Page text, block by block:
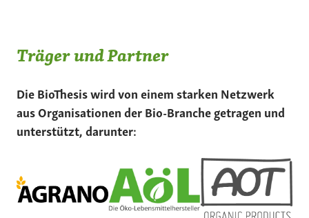
Träger und Partner
Die BioThesis wird von einem starken Netzwerk
aus Organisationen der Bio-Branche getragen und
unterstützt, darunter: